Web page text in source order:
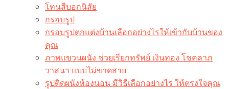
โทนสีบอกนิสัย
กรอบรูป
กรอบรูปตกแต่งบ้านเลือกอย่างไรให้เข้ากับบ้านของ
คุณ
ภาพแขวนผนัง ช่วยเรียกทรัพย์ เงินทอง โชคลาภ
วาสนา แบบไม่ขาดสาย
รูปติดผนังห้องนอน มีวิธีเลือกอย่างไร ให้ตรงใจคุณ